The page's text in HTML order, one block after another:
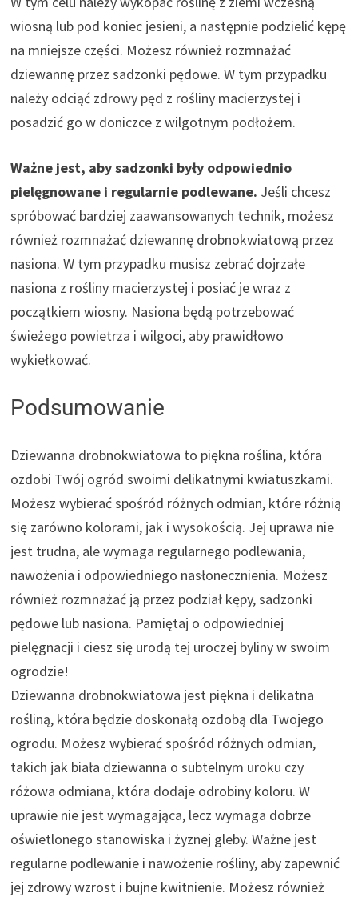
wiosną lub pod koniec jesieni, a następnie podzielić kępę
na mniejsze części. Możesz również rozmnażać
dziewannę przez sadzonki pędowe. W tym przypadku
należy odciąć zdrowy pęd z rośliny macierzystej i
posadzić go w doniczce z wilgotnym podłożem.
Ważne jest, aby sadzonki były odpowiednio
pielęgnowane i regularnie podlewane. Jeśli chcesz
spróbować bardziej zaawansowanych technik, możesz
również rozmnażać dziewannę drobnokwiatową przez
nasiona. W tym przypadku musisz zebrać dojrzałe
nasiona z rośliny macierzystej i posiać je wraz z
początkiem wiosny. Nasiona będą potrzebować
świeżego powietrza i wilgoci, aby prawidłowo
wykiełkować.
Podsumowanie
Dziewanna drobnokwiatowa to piękna roślina, która
ozdobi Twój ogród swoimi delikatnymi kwiatuszkami.
Możesz wybierać spośród różnych odmian, które różnią
się zarówno kolorami, jak i wysokością. Jej uprawa nie
jest trudna, ale wymaga regularnego podlewania,
nawożenia i odpowiedniego nasłonecznienia. Możesz
również rozmnażać ją przez podział kępy, sadzonki
pędowe lub nasiona. Pamiętaj o odpowiedniej
pielęgnacji i ciesz się urodą tej uroczej byliny w swoim
ogrodzie!
Dziewanna drobnokwiatowa jest piękna i delikatna
rośliną, która będzie doskonałą ozdobą dla Twojego
ogrodu. Możesz wybierać spośród różnych odmian,
takich jak biała dziewanna o subtelnym uroku czy
różowa odmiana, która dodaje odrobiny koloru. W
uprawie nie jest wymagająca, lecz wymaga dobrze
oświetlonego stanowiska i żyznej gleby. Ważne jest
regularne podlewanie i nawożenie rośliny, aby zapewnić
jej zdrowy wzrost i bujne kwitnienie. Możesz również